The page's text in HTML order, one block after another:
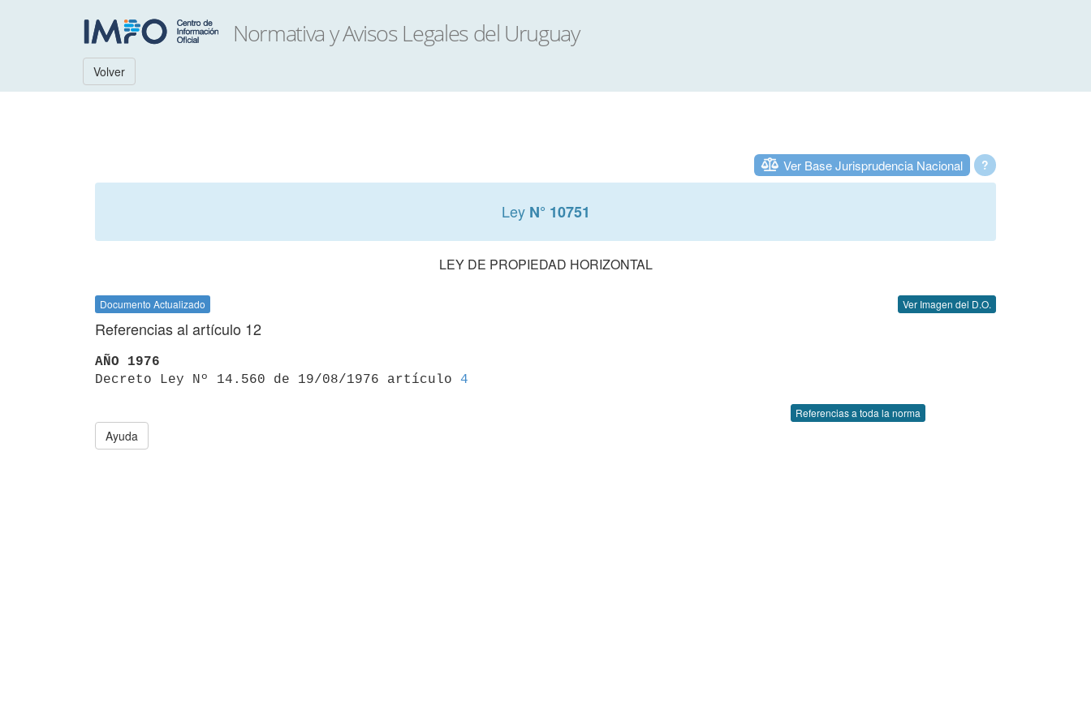
Volver
?
Ver Base Jurisprudencia Nacional
Ley N° 10751
LEY DE PROPIEDAD HORIZONTAL
Documento Actualizado Ver Imagen del D.O.
Referencias al artículo 12
AÑO 1976
Decreto Ley Nº 14.560 de 19/08/1976 artículo 4
Referencias a toda la norma
Ayuda